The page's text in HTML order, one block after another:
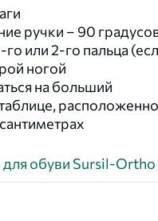
ручки – 90
или 2-го пальца
ногой
на больший
для обуви Sursil-Ortho